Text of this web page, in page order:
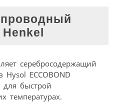
серебросодержащий
Hysol ECCOBOND
для быстрой
температурах.